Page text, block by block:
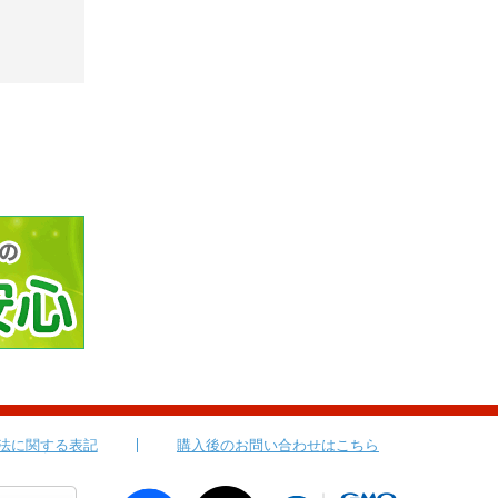
に関する表記 購入後のお問い合わせはこちら